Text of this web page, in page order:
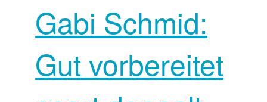
Gabi Schmid:
Gut vorbereitet